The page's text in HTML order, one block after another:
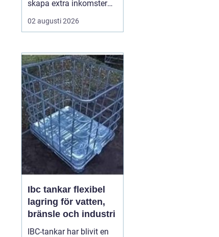
skapa extra inkomster
och samtidigt hålla
bostaden levande när
den. Med rätt
förberedelser, tydliga
avtal och en genomtänkt
plan kan uthyrningen bli
både trygg och lönsam.
Den här ...
02 augusti 2026
Ibc tankar flexibel
lagring för vatten,
bränsle och industri
IBC-tankar har blivit en